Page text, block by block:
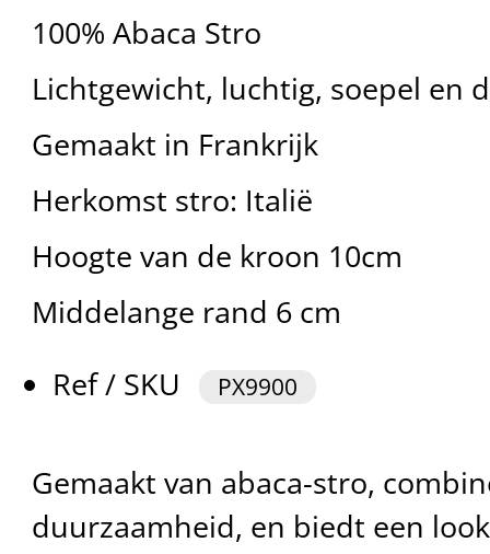
100% Abaca Stro
Lichtgewicht, luchtig, soepel en
Gemaakt in Frankrijk
Herkomst stro: Italië
Hoogte van de kroon 10cm
Middelange rand 6 cm
Ref / SKU
PX9900
Gemaakt van abaca-stro,
duurzaamheid, en biedt een